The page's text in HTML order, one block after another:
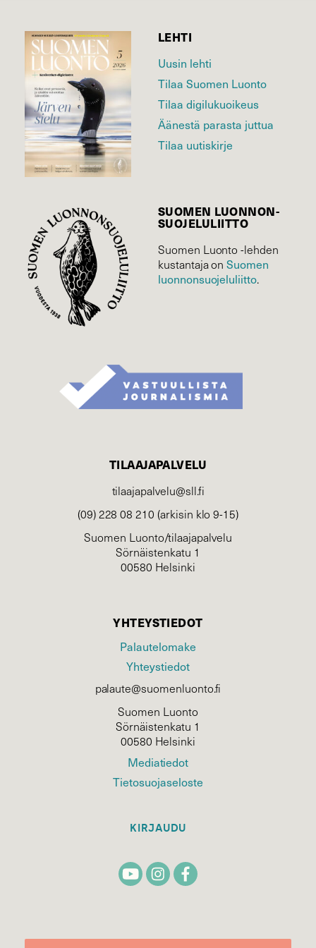
LEHTI
Uusin lehti
Tilaa Suomen Luonto
Tilaa digilukuoikeus
Äänestä parasta juttua
Tilaa uutiskirje
SUOMEN LUONNON­
SUOJELU­LIITTO
Suomen Luonto -lehden
kustantaja onSuomen
luonnonsuojelu­liitto.
TILAAJAPALVELU
tilaajapalvelu@sll.fi
(09) 228 08 210 (arkisin klo 9-15)
Suomen Luonto/tilaajapalvelu
Sörnäistenkatu 1
00580 Helsinki
YHTEYSTIEDOT
Palautelomake
Yhteystiedot
palaute@suomenluonto.fi
Suomen Luonto
Sörnäistenkatu 1
00580 Helsinki
Mediatiedot
Tietosuojaseloste
KIRJAUDU